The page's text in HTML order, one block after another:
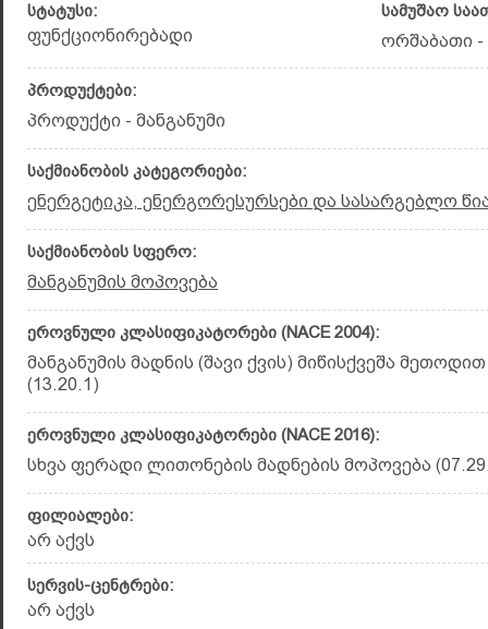
სტატუსი:
ფუნქციონირებადი
სამუშაო
ორშაბათი -
პროდუქტები:
პროდუქტი - მანგანუმი
საქმიანობის კატეგორიები:
ენერგეტიკა, ენერგორესურსები და სასარგებლო
საქმიანობის სფერო:
მანგანუმის მოპოვება
ეროვნული კლასიფიკატორები (NACE 2004):
მანგანუმის მადნის (შავი ქვის) მიწისქვეშა
(13.20.1)
ეროვნული კლასიფიკატორები (NACE 2016):
სხვა ფერადი ლითონების მადნების მოპოვება
ფილიალები:
არ აქვს
სერვის-ცენტრები:
არ აქვს